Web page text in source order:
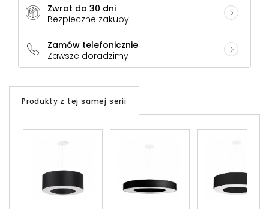
Zwrot do 30 dni
Bezpieczne zakupy
Zamów telefonicznie
Zawsze doradzimy
Produkty z tej samej serii